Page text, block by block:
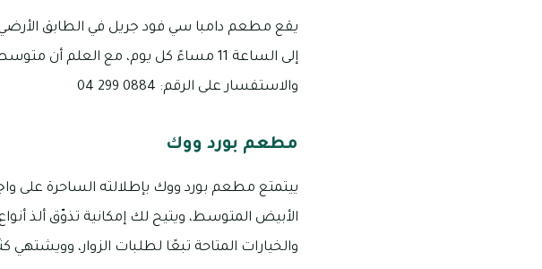
والاستفسار على الرقم: 0884 299 04
مطعم بورد ووك
ييتمتع مطعم بورد ووك بإطلالته الساحرة على
الأبيض المتوسط، ويتيح لك إمكانية تذوّق ألذ
والخيارات المتاحة تبعًا لطلبات الزوار، وويشتهي